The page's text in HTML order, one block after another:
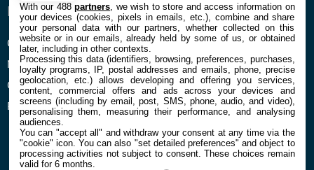
ENTREPRISE
Qui sommes nous
Mentions légales et CGU
Confidentialité et Cookies
Préférences cookies
À PROPOS
La rédaction
Contact
With our 488partners , we wish to store and access information on
your devices (cookies, pixels in emails, etc.), combine and share
your personal data with our partners, whether collected on this
website or in our emails, already held by some of us, or obtained
later, including in other contexts.
Processing this data (identifiers, browsing, preferences, purchases,
loyalty programs, IP, postal addresses and emails, phone, precise
geolocation, etc.) allows developing and offering you services,
content, commercial offers and ads across your devices and
screens (including by email, post, SMS, phone, audio, and video),
personalising them, measuring their performance, and analysing
audiences.
You can "accept all" and withdraw your consent at any time via the
"cookie" icon. You can also "set detailed preferences" and object to
processing activities not subject to consent. These choices remain
valid for 6 months.